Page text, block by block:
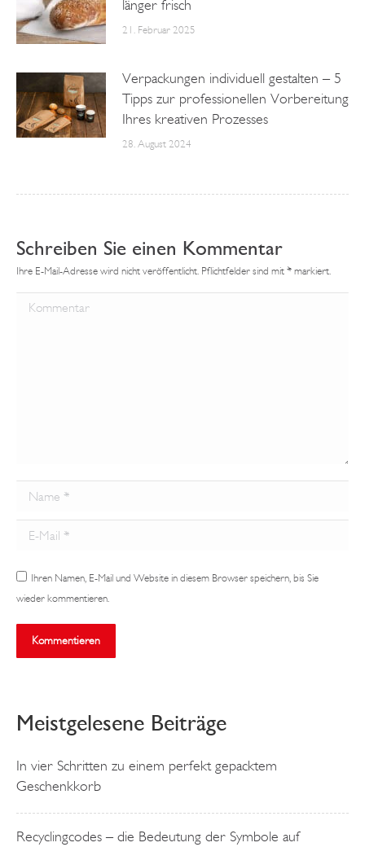
länger frisch
21. Februar 2025
Verpackungen individuell gestalten – 5
Tipps zur professionellen Vorbereitung
Ihres kreativen Prozesses
28. August 2024
Schreiben Sie einen Kommentar
Ihre E-Mail-Adresse wird nicht veröffentlicht. Pflichtfelder sind mit * markiert.
Kommentar
Name *
E-Mail *
Ihren Namen, E-Mail und Website in diesem Browser speichern, bis Sie
wieder kommentieren.
Kommentieren
Meistgelesene Beiträge
In vier Schritten zu einem perfekt gepacktem
Geschenkkorb
Recyclingcodes – die Bedeutung der Symbole auf